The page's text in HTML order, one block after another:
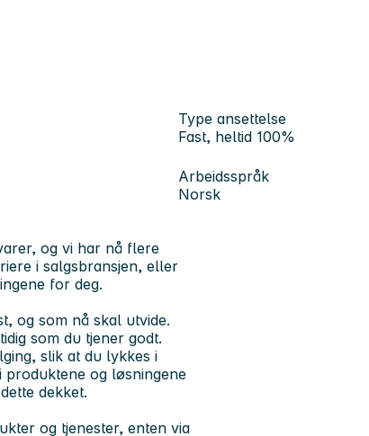
Type ansettelse
Fast, heltid 100%
Arbeidsspråk
Norsk
og vi har nå flere
i salgsbransjen, eller
for deg.
og som nå skal utvide.
som du tjener godt.
slik at du lykkes i
og løsningene
dekket.
og tjenester, enten via